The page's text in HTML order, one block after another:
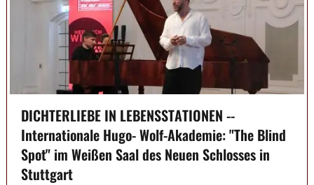
DICHTERLIEBE IN LEBENSSTATIONEN --
Internationale Hugo- Wolf-Akademie: "The Blind
Spot" im Weißen Saal des Neuen Schlosses in
Stuttgart